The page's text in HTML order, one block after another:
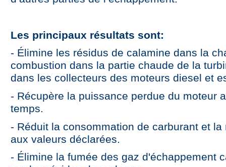
Les principaux résultats sont:
- Élimine les résidus de calamine dans la
combustion dans la partie chaude de la
dans les collecteurs des moteurs diesel et
- Récupère la puissance perdue du moteur
temps.
- Réduit la consommation de carburant et la
aux valeurs déclarées.
- Élimine la fumée des gaz d'échappement